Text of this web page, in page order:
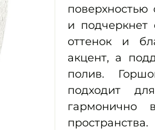
поверхностью
и подчеркнет
оттенок и
акцент, а
полив.
подходит
гармонично
пространства.